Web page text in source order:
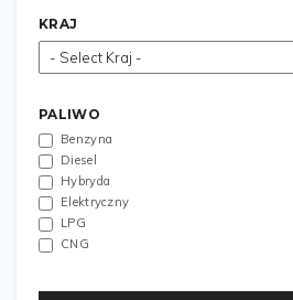
KRAJ
PALIWO
Benzyna
Diesel
Hybryda
Elektryczny
LPG
CNG